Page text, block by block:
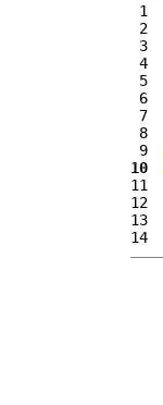
1
2
3
4
5
6
7
8
9
10
11
12
13
14